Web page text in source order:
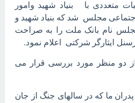
متعددی با بنیاد شهید وامور
اجتماعی مجلس شد که بنیاد شهید و
نام بانک ملت را به صراحت
ایثارگر شرکتی اعلام نمود.
دو منظر مورد بررسی قرار می
پدران ما که در سالهای جنگ از جان